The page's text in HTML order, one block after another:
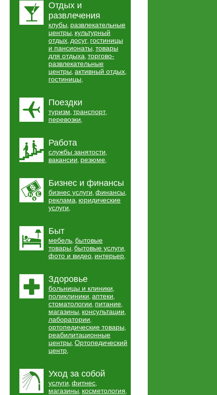
Отдых и
развлечения
клубы, развлекательные
центры, культурный
отдых, досуг, гостиницы
и пансионаты, товары
для отдыха, торгово-
развлекательные
центры, активный отдых,
гостиницы,
Поездки
туризм, транспорт,
перевозки,
Работа
службы занятости,
вакансии, резюме,
Бизнес и финансы
бизнес услуги, финансы,
реклама, юридические
услуги,
Быт
мебель, бытовые
товары, бытовые услуги,
фото и видео, интерьер,
Здоровье
больницы и клиники,
поликлиники, аптеки,
стоматологии, питание,
магазины, консультации,
лаборатории,
ортопедические товары,
реабилитационные
центры, Ортопедический
центр,
Уход за собой
услуги, фитнес,
магазины, косметология,